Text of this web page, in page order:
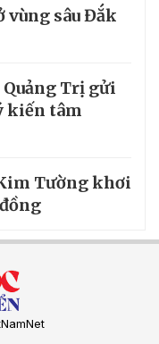
vùng sâu Đắk
Trị gửi
kiến tâm
Tường khơi